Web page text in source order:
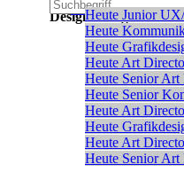
Designanzeigen
Stellenanzeige
Heute Junior
Heute
Heute
Heute Art
Heute Senior
Heute Senior
Heute Art
Heute
Heute Art
Heute Senior